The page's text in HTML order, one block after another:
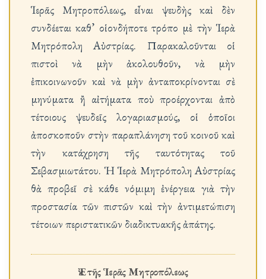
Ἱερᾶς Μητροπόλεως, εἶναι ψευδὴς καὶ δὲν
συνδέεται καθ’ οἱονδήποτε τρόπο μὲ τὴν Ἱερὰ
Μητρόπολη Αὐστρίας. Παρακαλοῦνται οἱ
πιστοὶ νὰ μὴν ἀκολουθοῦν, νὰ μὴν
ἐπικοινωνοῦν καὶ νὰ μὴν ἀνταποκρίνονται σὲ
μηνύματα ἢ αἰτήματα ποὺ προέρχονται ἀπὸ
τέτοιους ψευδεῖς λογαριασμούς, οἱ ὁποῖοι
ἀποσκοποῦν στὴν παραπλάνηση τοῦ κοινοῦ καὶ
τὴν κατάχρηση τῆς ταυτότητας τοῦ
Σεβασμιωτάτου. Ἡ Ἱερὰ Μητρόπολη Αὐστρίας
θὰ προβεῖ σὲ κάθε νόμιμη ἐνέργεια γιὰ τὴν
προστασία τῶν πιστῶν καὶ τὴν ἀντιμετώπιση
τέτοιων περιστατικῶν διαδικτυακῆς ἀπάτης.
Ἐκ τῆς Ἱερᾶς Μητροπόλεως